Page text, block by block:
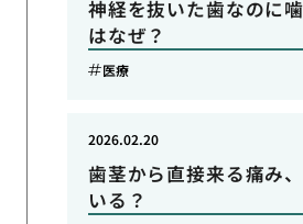
神経を抜いた歯なのに
はなぜ？
医療
歯茎から直接来る痛み
いる？
2026.02.20